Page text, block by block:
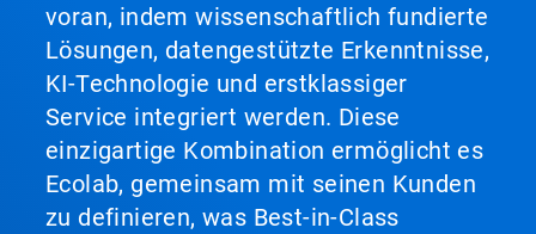
voran, indem wissenschaftlich fundierte
Lösungen, datengestützte Erkenntnisse,
KI-Technologie und erstklassiger
Service integriert werden. Diese
einzigartige Kombination ermöglicht es
Ecolab, gemeinsam mit seinen Kunden
zu definieren, was Best-in-Class